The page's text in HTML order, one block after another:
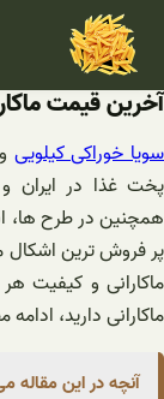
محتوا
آخرین قیمت
سویا خوراکی کیلویی
پخت غذا در ایران
همچنین در طرح ها،
پر فروش ترین اشکال
ماکارانی و کیفیت
ماکارانی دارید،
آنچه در این مقاله